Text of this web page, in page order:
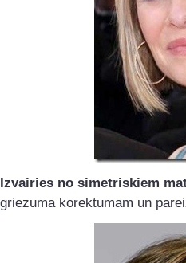
Izvairies no simetriskiem
griezuma korektumam un